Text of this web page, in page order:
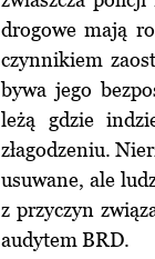
drogowe mają
czynnikiem
bywa jego
leżą gdzie
złagodzeniu.
usuwane, ale
z przyczyn
audytem BRD.